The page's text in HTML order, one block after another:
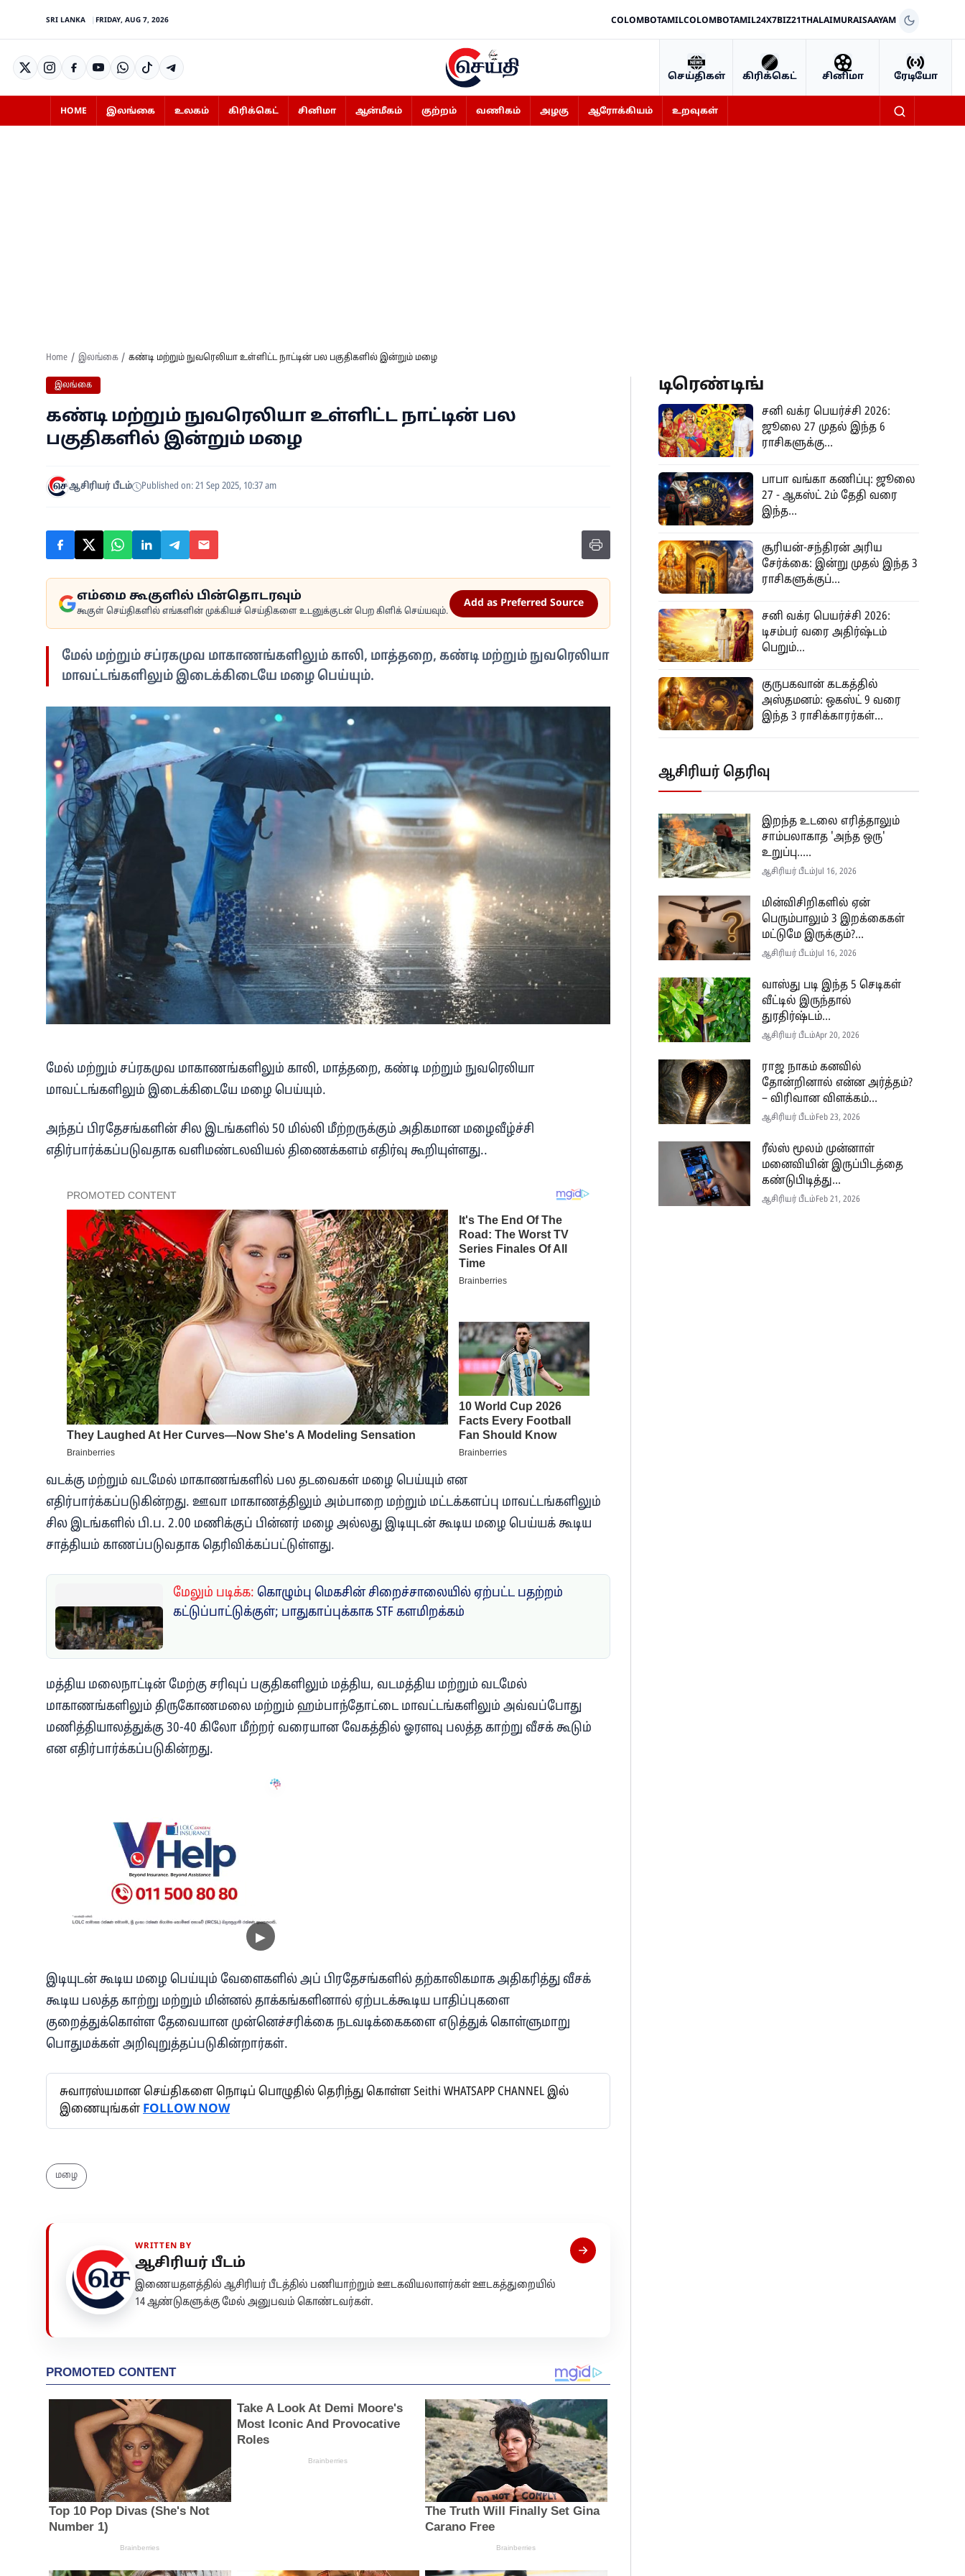
SRI LANKA FRIDAY, AUG 7, 2026 COLOMBOTAMILCOLOMBOTAMIL24X7BIZ21THALAIMURAISAAYAM
செய்திகள் கிரிக்கெட் சினிமா ரேடியோ
HOME இலங்கை உலகம் கிரிக்கெட் சினிமா ஆன்மீகம் குற்றம் வணிகம் அழகு ஆரோக்கியம் உறவுகள்
Home இலங்கை கண்டி மற்றும் நுவரெலியா உள்ளிட்ட நாட்டின் பல பகுதிகளில் இன்றும் மழை
இலங்கை
கண்டி மற்றும் நுவரெலியா உள்ளிட்ட நாட்டின் பல
பகுதிகளில் இன்றும் மழை
ஆசிரியர் பீடம் Published on: 21 Sep 2025, 10:37 am
எம்மை கூகுளில் பின்தொடரவும்
கூகுள் செய்திகளில் எங்களின் முக்கியச் செய்திகளை உடனுக்குடன் பெற கிளிக் செய்யவும்.
Add as Preferred Source
மேல் மற்றும் சப்ரகமுவ மாகாணங்களிலும் காலி, மாத்தறை, கண்டி மற்றும் நுவரெலியா
மாவட்டங்களிலும் இடைக்கிடையே மழை பெய்யும்.
மேல் மற்றும் சப்ரகமுவ மாகாணங்களிலும் காலி, மாத்தறை, கண்டி மற்றும் நுவரெலியா
மாவட்டங்களிலும் இடைக்கிடையே மழை பெய்யும்.
அந்தப் பிரதேசங்களின் சில இடங்களில் 50 மில்லி மீற்றருக்கும் அதிகமான மழைவீழ்ச்சி
எதிர்பார்க்கப்படுவதாக வளிமண்டலவியல் திணைக்களம் எதிர்வு கூறியுள்ளது..
வடக்கு மற்றும் வடமேல் மாகாணங்களில் பல தடவைகள் மழை பெய்யும் என
எதிர்பார்க்கப்படுகின்றது. ஊவா மாகாணத்திலும் அம்பாறை மற்றும் மட்டக்களப்பு மாவட்டங்களிலும்
சில இடங்களில் பி.ப. 2.00 மணிக்குப் பின்னர் மழை அல்லது இடியுடன் கூடிய மழை பெய்யக் கூடிய
சாத்தியம் காணப்படுவதாக தெரிவிக்கப்பட்டுள்ளது.
மேலும் படிக்க: கொழும்பு மெகசின் சிறைச்சாலையில் ஏற்பட்ட பதற்றம்
கட்டுப்பாட்டுக்குள்; பாதுகாப்புக்காக STF களமிறக்கம்
மத்திய மலைநாட்டின் மேற்கு சரிவுப் பகுதிகளிலும் மத்திய, வடமத்திய மற்றும் வடமேல்
மாகாணங்களிலும் திருகோணமலை மற்றும் ஹம்பாந்தோட்டை மாவட்டங்களிலும் அவ்வப்போது
மணித்தியாலத்துக்கு 30-40 கிலோ மீற்றர் வரையான வேகத்தில் ஓரளவு பலத்த காற்று வீசக் கூடும்
என எதிர்பார்க்கப்படுகின்றது.
இடியுடன் கூடிய மழை பெய்யும் வேளைகளில் அப் பிரதேசங்களில் தற்காலிகமாக அதிகரித்து வீசக்
கூடிய பலத்த காற்று மற்றும் மின்னல் தாக்கங்களினால் ஏற்படக்கூடிய பாதிப்புகளை
குறைத்துக்கொள்ள தேவையான முன்னெச்சரிக்கை நடவடிக்கைகளை எடுத்துக் கொள்ளுமாறு
பொதுமக்கள் அறிவுறுத்தப்படுகின்றார்கள்.
சுவாரஸ்யமான செய்திகளை நொடிப் பொழுதில் தெரிந்து கொள்ள Seithi WHATSAPP CHANNEL இல்
இணையுங்கள் FOLLOW NOW
மழை
WRITTEN BY
ஆசிரியர் பீடம்
இணையதளத்தில் ஆசிரியர் பீடத்தில் பணியாற்றும் ஊடகவியலாளர்கள் ஊடகத்துறையில்
14 ஆண்டுகளுக்கு மேல் அனுபவம் கொண்டவர்கள்.
டிரெண்டிங்
சனி வக்ர பெயர்ச்சி 2026:
ஜூலை 27 முதல் இந்த 6
ராசிகளுக்கு...
பாபா வங்கா கணிப்பு: ஜூலை
27 - ஆகஸ்ட் 2ம் தேதி வரை
இந்த...
சூரியன்-சந்திரன் அரிய
சேர்க்கை: இன்று முதல் இந்த 3
ராசிகளுக்குப்...
சனி வக்ர பெயர்ச்சி 2026:
டிசம்பர் வரை அதிர்ஷ்டம்
பெறும்...
குருபகவான் கடகத்தில்
அஸ்தமனம்: ஒகஸ்ட் 9 வரை
இந்த 3 ராசிக்காரர்கள்...
ஆசிரியர் தெரிவு
இறந்த உடலை எரித்தாலும்
சாம்பலாகாத 'அந்த ஒரு'
உறுப்பு.....
ஆசிரியர் பீடம் Jul 16, 2026
மின்விசிறிகளில் ஏன்
பெரும்பாலும் 3 இறக்கைகள்
மட்டுமே இருக்கும்?...
ஆசிரியர் பீடம் Jul 16, 2026
வாஸ்து படி இந்த 5 செடிகள்
வீட்டில் இருந்தால்
துரதிர்ஷ்டம்...
ஆசிரியர் பீடம்Apr 20, 2026
ராஜ நாகம் கனவில்
தோன்றினால் என்ன அர்த்தம்?
– விரிவான விளக்கம்...
ஆசிரியர் பீடம்Feb 23, 2026
ரீல்ஸ் மூலம் முன்னாள்
மனைவியின் இருப்பிடத்தை
கண்டுபிடித்து...
ஆசிரியர் பீடம்Feb 21, 2026